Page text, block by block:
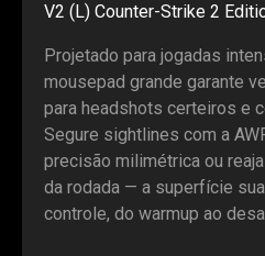
V2 (L) Counter-Strike 2
Projetado para jogadas
mousepad grande garante
para headshots certeiros e
Segure sightlines com a
precisão milimétrica ou
da rodada — a superfície
controle, do warmup ao